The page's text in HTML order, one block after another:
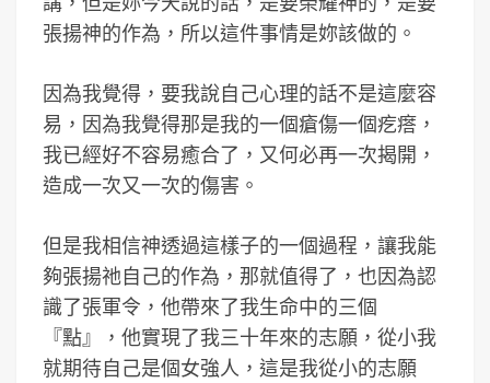
張揚神的作為，所以這件事情是妳該做的。
因為我覺得，要我說自己心理的話不是這麼容
易，因為我覺得那是我的一個瘡傷一個疙瘩，
我已經好不容易癒合了，又何必再一次揭開，
造成一次又一次的傷害。
但是我相信神透過這樣子的一個過程，讓我能
夠張揚祂自己的作為，那就值得了，也因為認
識了張軍令，他帶來了我生命中的三個
『點』，他實現了我三十年來的志願，從小我
就期待自己是個女強人，這是我從小的志願